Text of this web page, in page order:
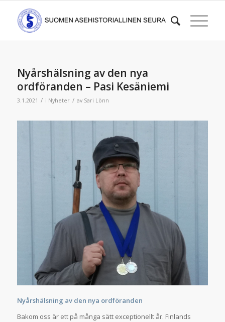
Nyårshälsning av den nya
ordföranden – Pasi Kesäniemi
3.1.2021 / i Nyheter / av Sari Lönn
Nyårshälsning av den nya ordföranden
Bakom oss är ett på många sätt exceptionellt år. Finlands